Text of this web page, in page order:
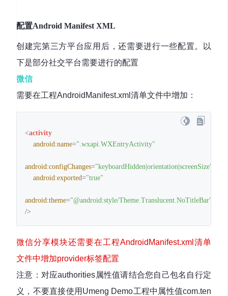
配置Android Manifest XML
创建完第三方平台应用后，还需要进行一些配置。以
下是部分社交平台需要进行的配置
微信
需要在工程AndroidManifest.xml清单文件中增加：
<activity
android:name=".wxapi.WXEntryActivity"
android:configChanges="keyboardHidden|orientation|screenSize"
android:exported="true"
android:theme="@android:style/Theme.Translucent.NoTitleBar"
/>
微信分享模块还需要在工程AndroidManifest.xml清单
文件中增加provider标签配置
注意：对应authorities属性值请结合您自己包名自行定
义，不要直接使用Umeng Demo工程中属性值com.ten